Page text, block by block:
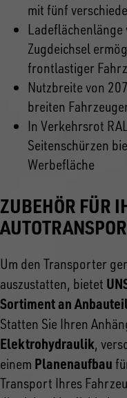
mit fünf
Ladeflächenlänge
Zugdeichsel
frontlastiger
Nutzbreite von
breiten
In Verkehrsrot
Seitenschürzen
Werbefläche
ZUBEHÖR FÜR
Um den Transporter
auszustatten, bietet
Sortiment an
Statten Sie Ihren
Elektrohydraulik,
einem Planenaufbau
Transport Ihres